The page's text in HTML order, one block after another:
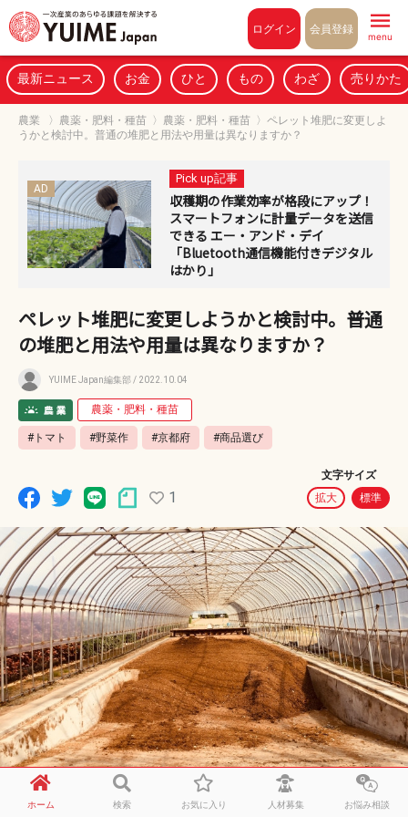
ログイン 会員登録
menu
最新ニュース お金 ひと もの わざ 売りかた
農業 〉 農薬・肥料・種苗 〉 農薬・肥料・種苗 〉 ペレット堆肥に変更しよ
うかと検討中。普通の堆肥と用法や用量は異なりますか？
AD
Pick up記事
収穫期の作業効率が格段にアップ！
スマートフォンに計量データを送信
できる エー・アンド・デイ
「Bluetooth通信機能付きデジタル
はかり」
ペレット堆肥に変更しようかと検討中。普通
の堆肥と用法や用量は異なりますか？
YUIME Japan編集部 / 2022.10.04
農薬・肥料・種苗
#トマト #野菜作 #京都府 #商品選び
1
文字サイズ
拡大
標準
ホーム 検索 お気に入り 人材募集 お悩み相談